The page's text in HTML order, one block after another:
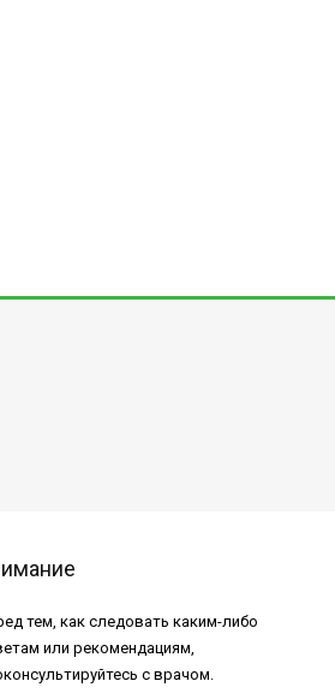
тем, как следовать каким-либо
или рекомендациям,
с врачом.